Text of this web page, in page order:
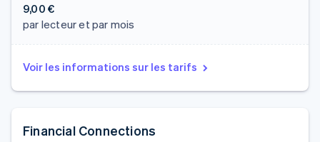
9,00 €
par lecteur et par mois
Voir les informations sur les tarifs
Financial Connections